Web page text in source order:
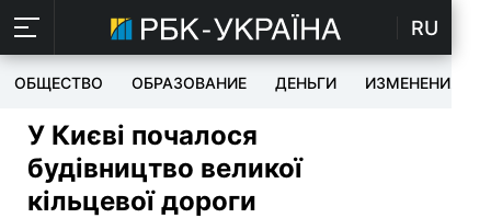
RU
ОБЩЕСТВО ОБРАЗОВАНИЕ ДЕНЬГИ ИЗМЕНЕНИЯ
У Києві почалося
будівництво великої
кільцевої дороги